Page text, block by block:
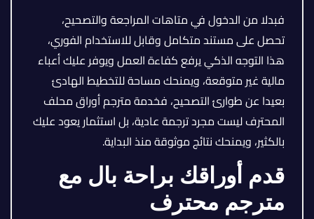
فبدلا من الدخول في متاهات المراجعة والتصحيح،
تحصل على مستند متكامل وقابل للاستخدام الفوري،
هذا التوجه الذكي يرفع كفاءة العمل ويوفر عليك أعباء
مالية غير متوقعة، ويمنحك مساحة للتخطيط الهادئ
بعيدا عن طوارئ التصحيح، فخدمة مترجم أوراق محلف
المحترف ليست مجرد ترجمة عادية، بل استثمار يعود عليك
بالكثير، ويمنحك نتائج موثوقة منذ البداية.
قدم أوراقك براحة بال مع
مترجم محترف